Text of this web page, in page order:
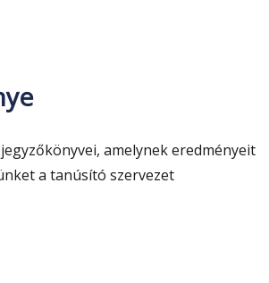
amelynek eredményeit
a tanúsító szervezet
és eredménye”